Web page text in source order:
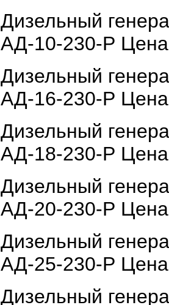
Дизельный
АД-10-230-Р
Дизельный
АД-16-230-Р
Дизельный
АД-18-230-Р
Дизельный
АД-20-230-Р
Дизельный
АД-25-230-Р
Дизельный